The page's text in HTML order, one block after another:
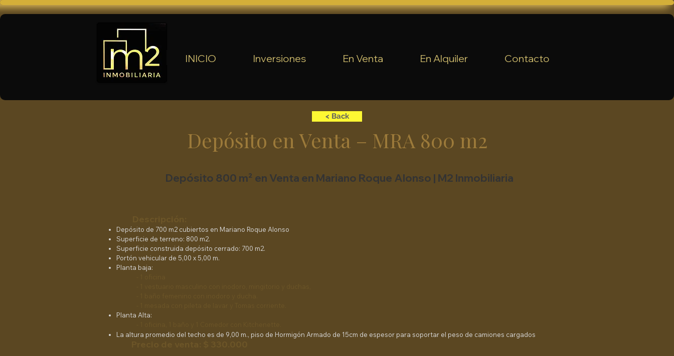
INICIO Inversiones En Venta En Alquiler Contacto
Depósito en Venta – MRA 800 m2
Depósito 800 m² en Venta en Mariano Roque Alonso | M2 Inmobiliaria
Depósito de 700 m2 cubiertos en Mariano Roque Alonso
Superficie de terreno: 800 m2.
Superficie construida depósito cerrado: 700 m2.
Portón vehicular de 5,00 x 5,00 m.
Planta baja:
Planta Alta:​
La altura promedio del techo es de 9,00 m., piso de Hormigón Armado de 15cm de espesor para soportar el peso de camiones cargados​
< Back